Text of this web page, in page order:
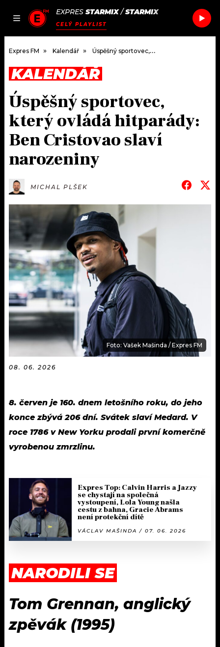
JAK
SEZNAM.CZ
EXPRES STARMIX/STARMIX
CELÝ PLAYLIST
DOMŮ
ČLÁNKY
AKTUÁLNĚ
HUDBA
ROZHOVORY
KALENDÁŘ
KVÍZY
VIP
TRENDY
KULTURA
MIX
OSTATNÍ
PODCASTY
JAK NALADIT
RÁDIO
APLIKACE
PROGRAM
PLAYLIST
JAK NALADIT
SOUTĚŽE
Expres FM Kalendář Úspěšný sportovec, který ovládá hitparády: Ben Cristovao slaví narozeniny
KALENDÁŘ
Úspěšný sportovec,
který ovládá hitparády:
Ben Cristovao slaví
narozeniny
MICHAL PLŠEK
Foto: Vašek Mašinda / Expres FM
08. 06. 2026
8. červen je 160. dnem letošního roku, do jeho
konce zbývá 206 dní. Svátek slaví Medard. V
roce 1786 v New Yorku prodali první komerčně
vyrobenou zmrzlinu.
Expres Top: Calvin Harris a Jazzy
se chystají na společná
vystoupení, Lola Young našla
cestu z bahna, Gracie Abrams
není protekční dítě
VÁCLAV MAŠINDA / 07. 06. 2026
NARODILI SE
Tom Grennan, anglický
zpěvák (1995)